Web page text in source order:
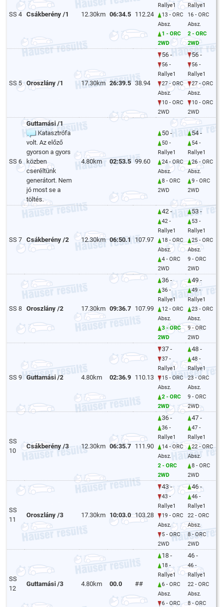
SS 4 Csákberény /1 12.30km 06:34.5 112.24
Rallye1
13 - ORC
Absz.
1 - ORC
2WD
Rallye1
16 - ORC
Absz.
2 - ORC
2WD
SS 5 Oroszlány /1 17.30km 26:39.5 38.94
56 -
56 -
Rallye1
27 - ORC
Absz.
10 - ORC
2WD
56 -
56 -
Rallye1
27 - ORC
Absz.
10 - ORC
2WD
SS 6
Guttamási /1
Katasztrófa
volt. Az előző
gyorson a gyors
közben
cseréltünk
generátort. Nem
jó most se a
töltés.
4.80km 02:53.5 99.60
50 -
50 -
Rallye1
24 - ORC
Absz.
8 - ORC
2WD
54 -
54 -
Rallye1
26 - ORC
Absz.
9 - ORC
2WD
SS 7 Csákberény /2 12.30km 06:50.1 107.97
42 -
42 -
Rallye1
18 - ORC
Absz.
4 - ORC
2WD
53 -
53 -
Rallye1
25 - ORC
Absz.
9 - ORC
2WD
SS 8 Oroszlány /2 17.30km 09:36.7 107.99
36 -
36 -
Rallye1
12 - ORC
Absz.
3 - ORC
2WD
49 -
49 -
Rallye1
23 - ORC
Absz.
9 - ORC
2WD
SS 9 Guttamási /2 4.80km 02:36.9 110.13
37 -
37 -
Rallye1
15 - ORC
Absz.
2 - ORC
2WD
48 -
48 -
Rallye1
23 - ORC
Absz.
9 - ORC
2WD
SS
10
Csákberény /3 12.30km 06:35.7 111.90
36 -
36 -
Rallye1
14 - ORC
Absz.
2 - ORC
2WD
47 -
47 -
Rallye1
22 - ORC
Absz.
8 - ORC
2WD
SS
11
Oroszlány /3 17.30km 10:03.0 103.28
43 -
43 -
Rallye1
19 - ORC
Absz.
5 - ORC
2WD
46 -
46 -
Rallye1
22 - ORC
Absz.
8 - ORC
2WD
SS
12
Guttamási /3 4.80km 00.0 ##
18 -
18 -
Rallye1
6 - ORC
Absz.
6 - ORC
46 -
46 -
Rallye1
22 - ORC
Absz.
8 - ORC